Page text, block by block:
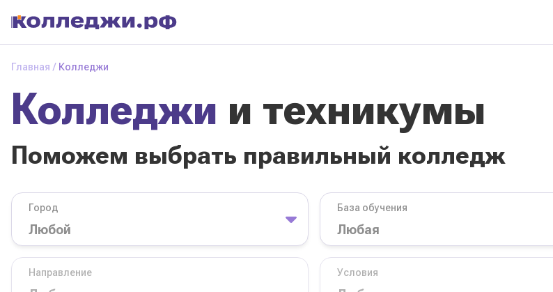
Главная Колледжи
Колледжи и техникумы
Поможем выбрать правильный колледж
Город База обучения
Направление Условия
Колледжии
техникумы
Поможем выбрать
правильный
колледж
Город